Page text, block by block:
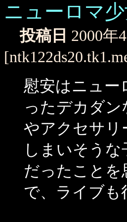
ニューロマ
投稿日 2000年
慰安はニュー
ったデカダン
やアクセサリ
しまいそうな
だったこと
で、ライブも